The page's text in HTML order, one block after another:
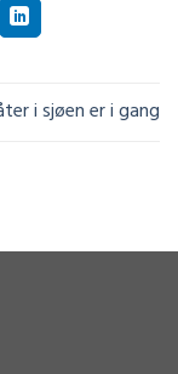
i sjøen er i gang